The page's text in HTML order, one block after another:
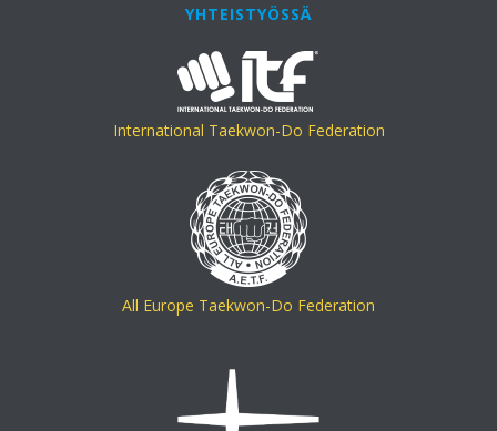
YHTEISTYÖSSÄ
International Taekwon-Do Federation
All Europe Taekwon-Do Federation